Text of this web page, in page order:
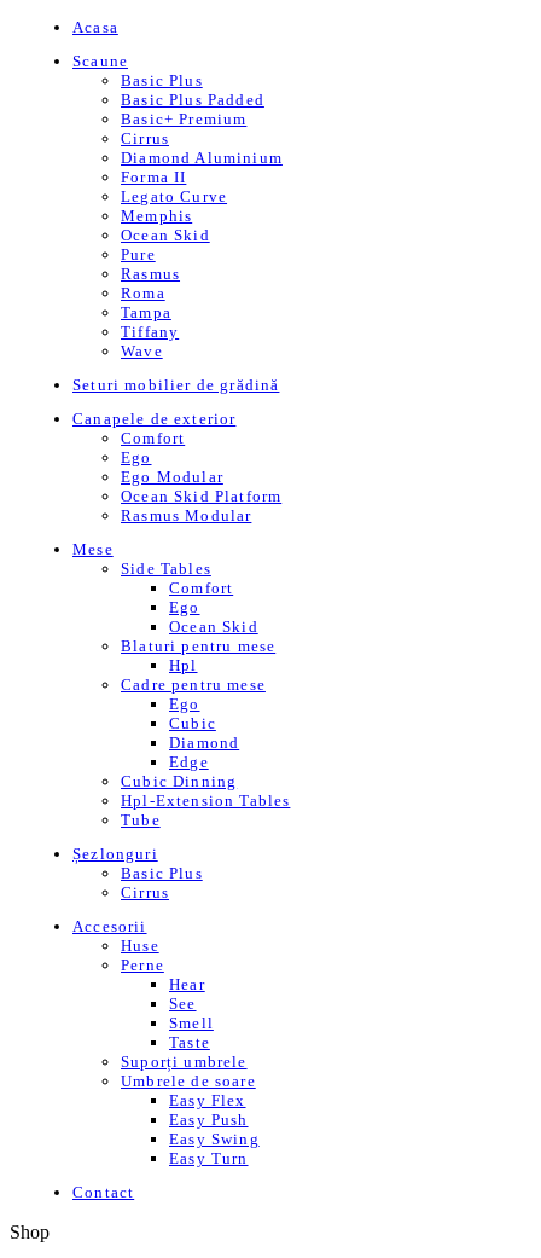
Acasa
Scaune
Basic Plus
Basic Plus Padded
Basic+ Premium
Cirrus
Diamond Aluminium
Forma II
Legato Curve
Memphis
Ocean Skid
Pure
Rasmus
Roma
Tampa
Tiffany
Wave
Seturi mobilier de grădină
Canapele de exterior
Comfort
Ego
Ego Modular
Ocean Skid Platform
Rasmus Modular
Mese
Side Tables
Comfort
Ego
Ocean Skid
Blaturi pentru mese
Hpl
Cadre pentru mese
Ego
Cubic
Diamond
Edge
Cubic Dinning
Hpl-Extension Tables
Tube
Șezlonguri
Basic Plus
Cirrus
Accesorii
Huse
Perne
Hear
See
Smell
Taste
Suporți umbrele
Umbrele de soare
Easy Flex
Easy Push
Easy Swing
Easy Turn
Contact
Shop